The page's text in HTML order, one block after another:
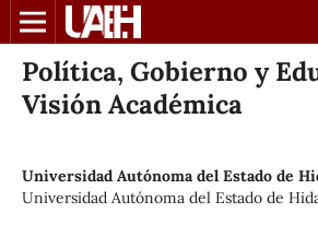
Política, Gobierno y
Visión Académica
Universidad Autónoma del Estado de
Universidad Autónoma del Estado de